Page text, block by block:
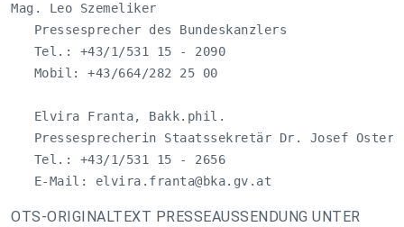
Mag. Leo Szemeliker
   Pressesprecher des Bundeskanzlers
   Tel.: +43/1/531 15 - 2090
   Mobil: +43/664/282 25 00
   Elvira Franta, Bakk.phil.
Pressesprecherin Staatssekretär Dr. Josef
   Tel.: +43/1/531 15 - 2656
   E-Mail:
elvira.franta@bka.gv.at
OTS-ORIGINALTEXT PRESSEAUSSENDUNG UNTER